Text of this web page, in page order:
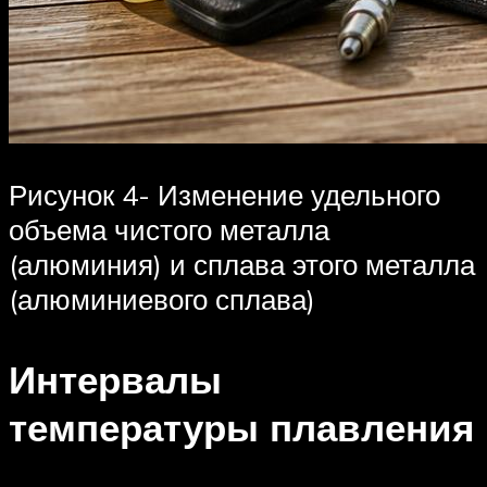
Рисунок 4- Изменение удельного
объема чистого металла
(алюминия) и сплава этого металла
(алюминиевого сплава)
Интервалы
температуры плавления